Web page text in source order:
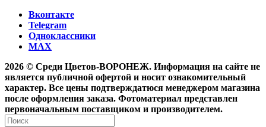
Вконтакте
Telegram
Одноклассники
MAX
2026 © Среди Цветов-ВОРОНЕЖ. Информация на сайте не
является публичной офертой и носит ознакомительный
характер. Все цены подтверждатюся менеджером магазина
после оформления заказа. Фотоматериал представлен
первоначальным поставщиком и производителем.